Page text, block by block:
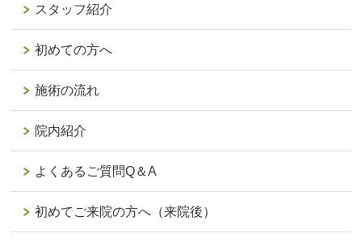
スタッフ紹介
初めての方へ
施術の流れ
院内紹介
よくあるご質問Q＆A
初めてご来院の方へ（来院後）